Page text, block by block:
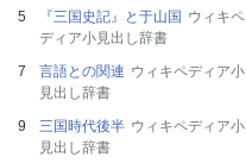
『三国史記』と于山国 ウィキペ
ディア小見出し辞書
言語との関連 ウィキペディア小
見出し辞書
三国時代後半 ウィキペディア小
見出し辞書